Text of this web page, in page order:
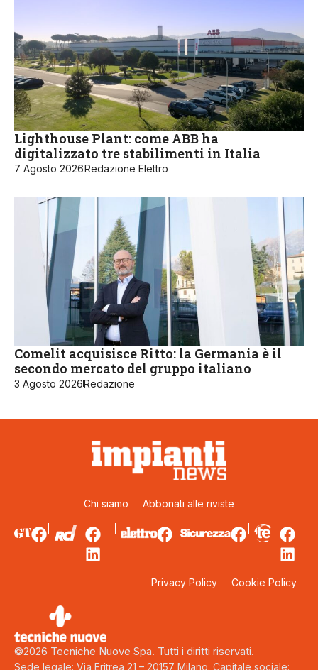
Lighthouse Plant: come ABB ha
digitalizzato tre stabilimenti in Italia
7 Agosto 2026Redazione Elettro
Comelit acquisisce Ritto: la Germania è il
secondo mercato del gruppo italiano
3 Agosto 2026Redazione
Chi siamo Abbonati alle riviste
Privacy Policy Cookie Policy
©2026 Tecniche Nuove Spa. Tutti i diritti riservati.
Sede legale: Via Eritrea 21 – 20157 Milano. Capitale sociale: